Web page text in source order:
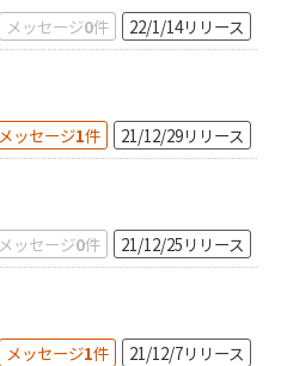
メッセージ0件 22/1/14リリース
メッセージ1件 21/12/29リリース
メッセージ0件 21/12/25 リリース
メッセージ1件 21/12/7リリース